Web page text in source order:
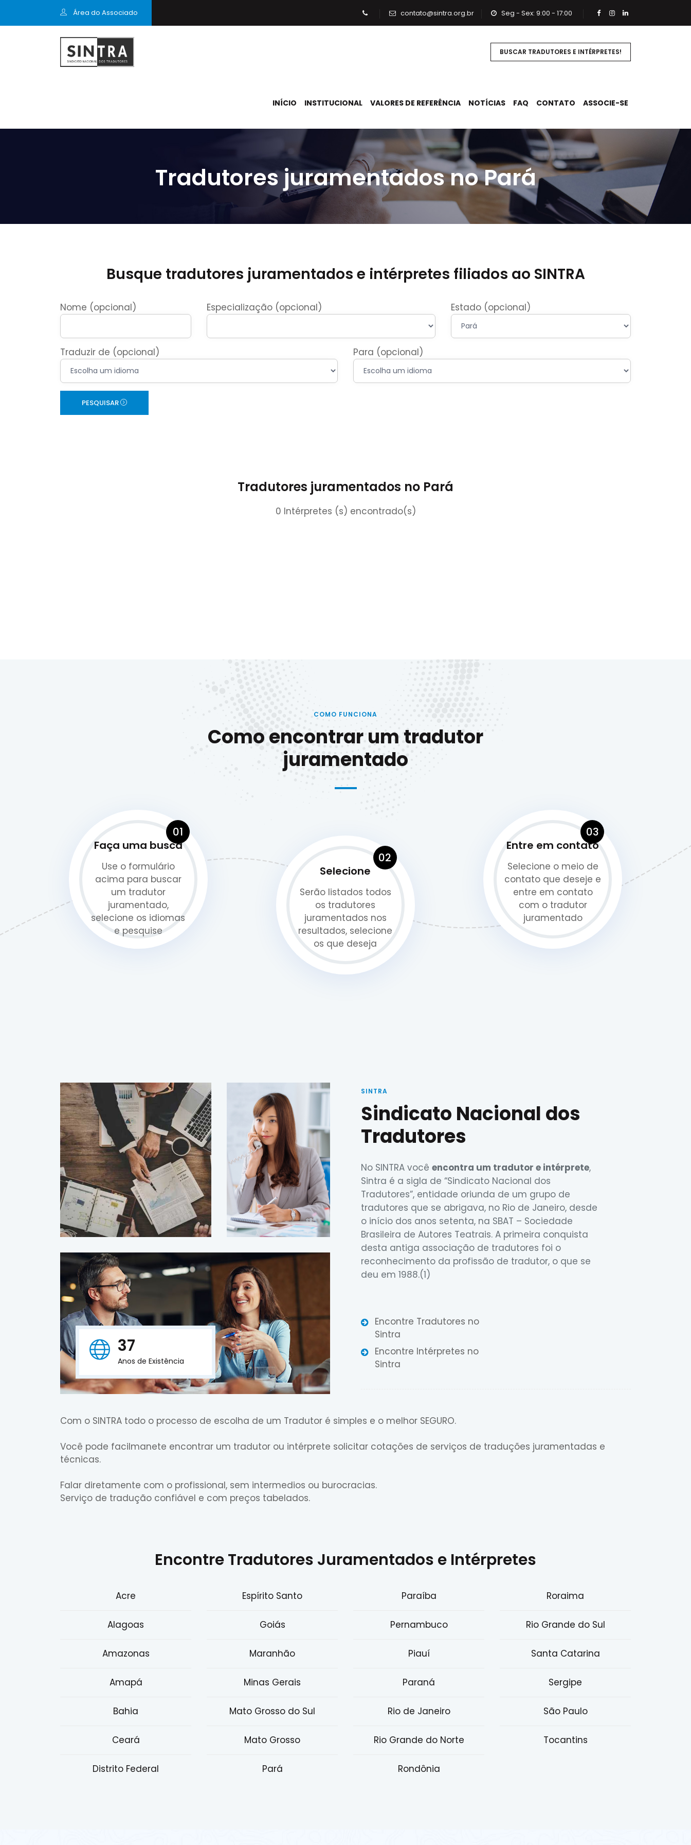
Área do Associado contato@sintra.org.br Seg - Sex: 9:00 - 17:00
BUSCAR TRADUTORES E INTÉRPRETES!
INÍCIO INSTITUCIONAL VALORES DE REFERÊNCIA NOTÍCIAS FAQ CONTATO ASSOCIE-SE
Tradutores juramentados no Pará
Busque tradutores juramentados e intérpretes filiados ao SINTRA
Nome (opcional) Especialização (opcional) Estado (opcional)
Traduzir de (opcional) Para (opcional)
PESQUISAR
Tradutores juramentados no Pará
0 Intérpretes (s) encontrado(s)
COMO FUNCIONA
Como encontrar um tradutor
juramentado
01
Faça uma busca
Use o formulário
acima para buscar
um tradutor
juramentado,
selecione os idiomas
e pesquise
02
Selecione
Serão listados todos
os tradutores
juramentados nos
resultados, selecione
os que deseja
03
Entre em contato
Selecione o meio de
contato que deseje e
entre em contato
com o tradutor
juramentado
37
Anos de Existência
SINTRA
Sindicato Nacional dos
Tradutores
No SINTRA você encontra um tradutor e intérprete,
Sintra é a sigla de “Sindicato Nacional dos
Tradutores”, entidade oriunda de um grupo de
tradutores que se abrigava, no Rio de Janeiro, desde
o início dos anos setenta, na SBAT – Sociedade
Brasileira de Autores Teatrais. A primeira conquista
desta antiga associação de tradutores foi o
reconhecimento da profissão de tradutor, o que se
deu em 1988.(1)
Encontre Tradutores no
Sintra
Encontre Intérpretes no
Sintra
Com o SINTRA todo o processo de escolha de um Tradutor é simples e o melhor SEGURO.
Você pode facilmanete encontrar um tradutor ou intérprete solicitar cotações de serviços de traduções juramentadas e
técnicas.
Falar diretamente com o profissional, sem intermedios ou burocracias.
Serviço de tradução confiável e com preços tabelados.
Encontre Tradutores Juramentados e Intérpretes
Acre
Alagoas
Amazonas
Amapá
Bahia
Ceará
Distrito Federal
Espírito Santo
Goiás
Maranhão
Minas Gerais
Mato Grosso do Sul
Mato Grosso
Pará
Paraíba
Pernambuco
Piauí
Paraná
Rio de Janeiro
Rio Grande do Norte
Rondônia
Roraima
Rio Grande do Sul
Santa Catarina
Sergipe
São Paulo
Tocantins